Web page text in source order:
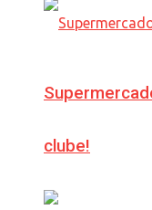
clube!